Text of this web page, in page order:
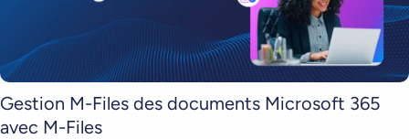
Gestion M-Files des documents Microsoft 365
avec M-Files